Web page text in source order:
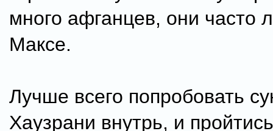
много афганцев, они часто
Максе.
Лучше всего попробовать
Хаузрани внутрь, и